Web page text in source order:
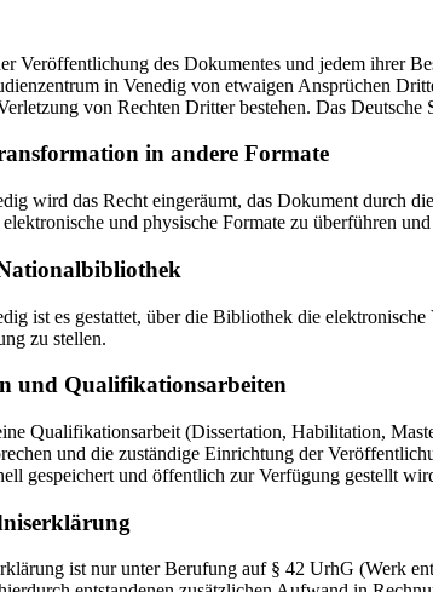
Veröffentlichung des Dokumentes und jedem ihrer
in Venedig von etwaigen Ansprüchen
von Rechten Dritter bestehen. Das
in andere Formate
wird das Recht eingeräumt, das Dokument durch
und physische Formate zu überführen
ist es gestattet, über die Bibliothek die
zu stellen.
und Qualifikationsarbeiten
Qualifikationsarbeit (Dissertation, Habilitation,
und die zuständige Einrichtung der
gespeichert und öffentlich zur Verfügung gestellt
ist nur unter Berufung auf § 42 UrhG (Werk